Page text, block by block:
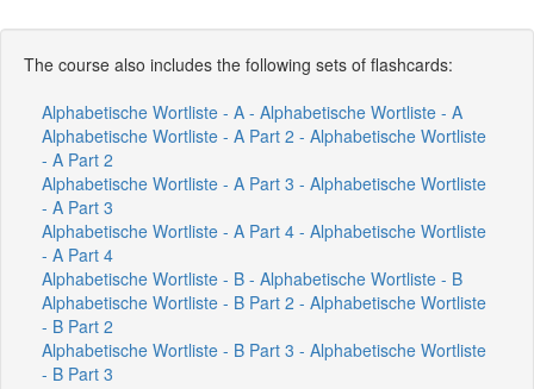
The course also includes the following sets of flashcards:
Alphabetische Wortliste - A - Alphabetische Wortliste - A
Alphabetische Wortliste - A Part 2 - Alphabetische Wortliste
- A Part 2
Alphabetische Wortliste - A Part 3 - Alphabetische Wortliste
- A Part 3
Alphabetische Wortliste - A Part 4 - Alphabetische Wortliste
- A Part 4
Alphabetische Wortliste - B - Alphabetische Wortliste - B
Alphabetische Wortliste - B Part 2 - Alphabetische Wortliste
- B Part 2
Alphabetische Wortliste - B Part 3 - Alphabetische Wortliste
- B Part 3